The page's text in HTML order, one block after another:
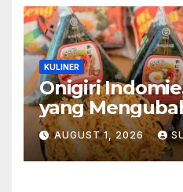
KULINER
Onigiri
yang
Favorit Menjadi
Kekinian
AUGUST 1, 2026